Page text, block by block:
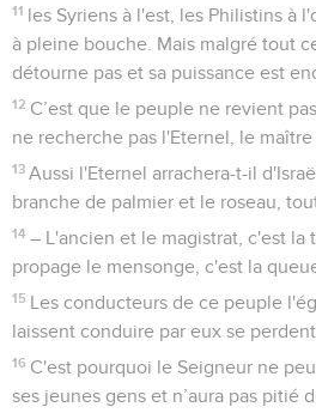
11 les Syriens à l'est, les Philistins à
à pleine bouche. Mais malgré tout
détourne pas et sa puissance est
12 C’est que le peuple ne revient
ne recherche pas l'Eternel, le maître
13 Aussi l'Eternel arrachera-t-il
branche de palmier et le roseau,
14 – L'ancien et le magistrat, c'est la
propage le mensonge, c'est la
15 Les conducteurs de ce peuple
laissent conduire par eux se perdent.
16 C'est pourquoi le Seigneur ne
ses jeunes gens et n’aura pas pitié